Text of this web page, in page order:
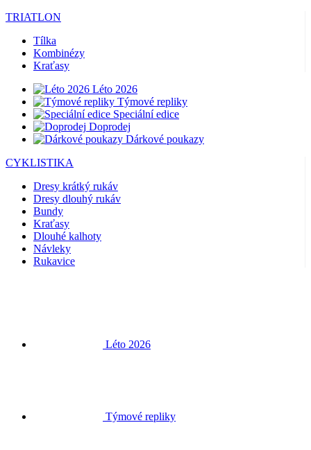
TRIATLON
Tílka
Kombinézy
Kraťasy
Léto 2026
Týmové repliky
Speciální edice
Doprodej
Dárkové poukazy
CYKLISTIKA
Dresy krátký rukáv
Dresy dlouhý rukáv
Bundy
Kraťasy
Dlouhé kalhoty
Návleky
Rukavice